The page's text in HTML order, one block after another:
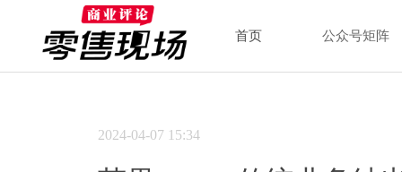
公众号矩阵
首页
2024-04-07 15:34